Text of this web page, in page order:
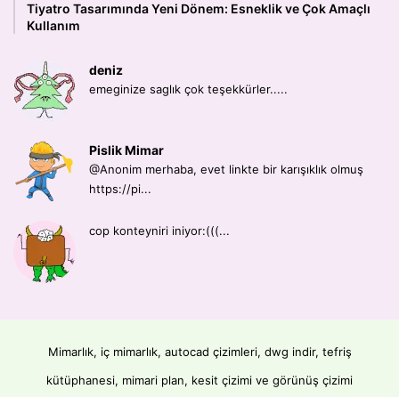
Tiyatro Tasarımında Yeni Dönem: Esneklik ve Çok Amaçlı
Kullanım
deniz
emeginize saglık çok teşekkürler.....
Pislik Mimar
@Anonim merhaba, evet linkte bir karışıklık olmuş
https://pi...
cop konteyniri iniyor:(((...
Mimarlık, iç mimarlık, autocad çizimleri, dwg indir, tefriş
kütüphanesi, mimari plan, kesit çizimi ve görünüş çizimi